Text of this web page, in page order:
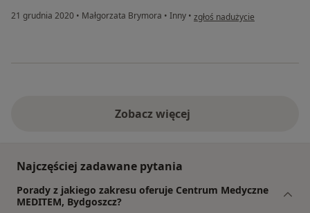
21 grudnia 2020 • Małgorzata Brymora • Inny • w opinii użytkownika Teresa
zgłoś nadużycie
Zobacz więcej
Najczęściej zadawane pytania
Porady z jakiego zakresu oferuje Centrum Medyczne
MEDITEM, Bydgoszcz?